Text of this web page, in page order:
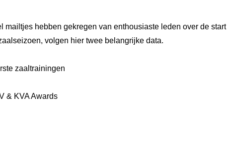
mailtjes hebben gekregen van enthousiaste leden over de start
volgen hier twee belangrijke data.
zaaltrainingen
& KVA Awards